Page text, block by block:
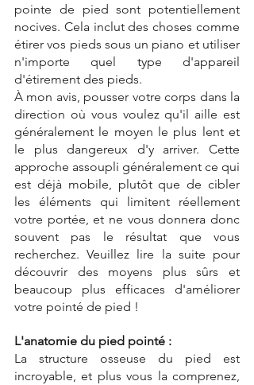
pointe de pied sont potentiellement
nocives. Cela inclut des choses comme
étirer vos pieds sous un piano et utiliser
n'importe quel type d'appareil
d'étirement des pieds.
À mon avis, pousser votre corps dans la
direction où vous voulez qu'il aille est
généralement le moyen le plus lent et
le plus dangereux d'y arriver. Cette
approche assoupli généralement ce qui
est déjà mobile, plutôt que de cibler
les éléments qui limitent réellement
votre portée, et ne vous donnera donc
souvent pas le résultat que vous
recherchez. Veuillez lire la suite pour
découvrir des moyens plus sûrs et
beaucoup plus efficaces d'améliorer
votre pointé de pied !
L'anatomie du pied pointé :
La structure osseuse du pied est
incroyable, et plus vous la comprenez,